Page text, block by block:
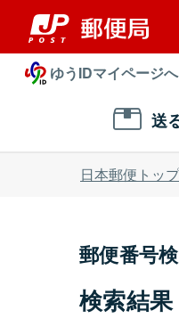
ゆうIDマイページへ
送
日本郵便トップ
郵便番号
検索結果